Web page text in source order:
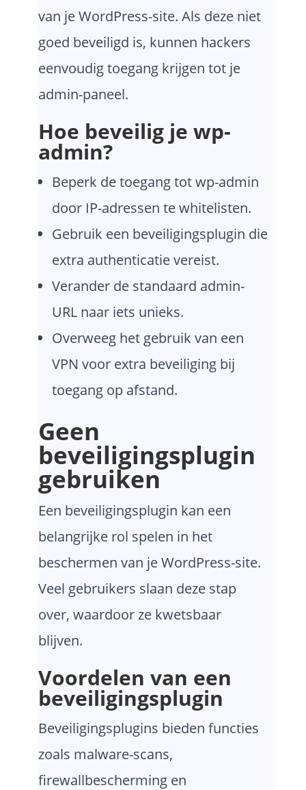
van je WordPress-site. Als deze niet
goed beveiligd is, kunnen hackers
eenvoudig toegang krijgen tot je
admin-paneel.
Hoe beveilig je wp-
admin?
Beperk de toegang tot wp-admin
door IP-adressen te whitelisten.
Gebruik een beveiligingsplugin die
extra authenticatie vereist.
Verander de standaard admin-
URL naar iets unieks.
Overweeg het gebruik van een
VPN voor extra beveiliging bij
toegang op afstand.
Geen
beveiligingsplugin
gebruiken
Een beveiligingsplugin kan een
belangrijke rol spelen in het
beschermen van je WordPress-site.
Veel gebruikers slaan deze stap
over, waardoor ze kwetsbaar
blijven.
Voordelen van een
beveiligingsplugin
Beveiligingsplugins bieden functies
zoals malware-scans,
firewallbescherming en